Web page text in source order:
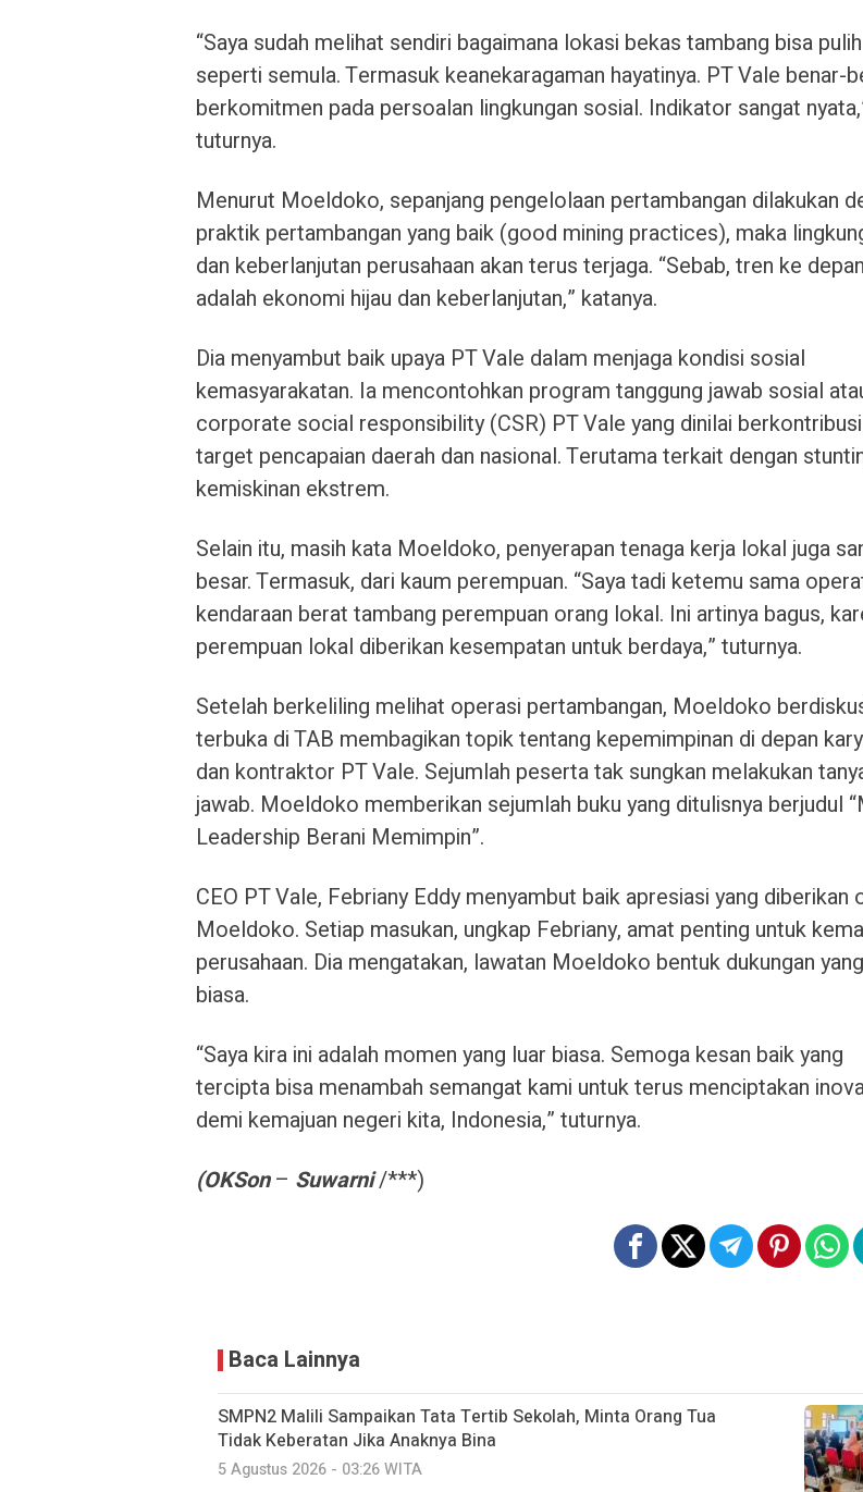
“Saya sudah melihat sendiri bagaimana lokasi bekas tambang bisa pulih
seperti semula. Termasuk keanekaragaman hayatinya. PT Vale benar-
berkomitmen pada persoalan lingkungan sosial. Indikator sangat
tuturnya.
Menurut Moeldoko, sepanjang pengelolaan pertambangan dilakukan
praktik pertambangan yang baik (good mining practices), maka
dan keberlanjutan perusahaan akan terus terjaga. “Sebab, tren ke depan
adalah ekonomi hijau dan keberlanjutan,” katanya.
Dia menyambut baik upaya PT Vale dalam menjaga kondisi sosial
kemasyarakatan. Ia mencontohkan program tanggung jawab sosial
corporate social responsibility (CSR) PT Vale yang dinilai
target pencapaian daerah dan nasional. Terutama terkait dengan
kemiskinan ekstrem.
Selain itu, masih kata Moeldoko, penyerapan tenaga kerja lokal juga
besar. Termasuk, dari kaum perempuan. “Saya tadi ketemu sama
kendaraan berat tambang perempuan orang lokal. Ini artinya bagus,
perempuan lokal diberikan kesempatan untuk berdaya,” tuturnya.
Setelah berkeliling melihat operasi pertambangan, Moeldoko
terbuka di TAB membagikan topik tentang kepemimpinan di depan
dan kontraktor PT Vale. Sejumlah peserta tak sungkan melakukan
jawab. Moeldoko memberikan sejumlah buku yang ditulisnya berjudul
Leadership Berani Memimpin”.
CEO PT Vale, Febriany Eddy menyambut baik apresiasi yang diberikan
Moeldoko. Setiap masukan, ungkap Febriany, amat penting untuk
perusahaan. Dia mengatakan, lawatan Moeldoko bentuk dukungan
biasa.
“Saya kira ini adalah momen yang luar biasa. Semoga kesan baik yang
tercipta bisa menambah semangat kami untuk terus menciptakan
demi kemajuan negeri kita, Indonesia,” tuturnya.
(OKSon– Suwarni/***)
Baca Lainnya
SMPN2 Malili Sampaikan Tata Tertib Sekolah, Minta Orang Tua
Tidak Keberatan Jika Anaknya Bina
5 Agustus 2026 - 03:26 WITA